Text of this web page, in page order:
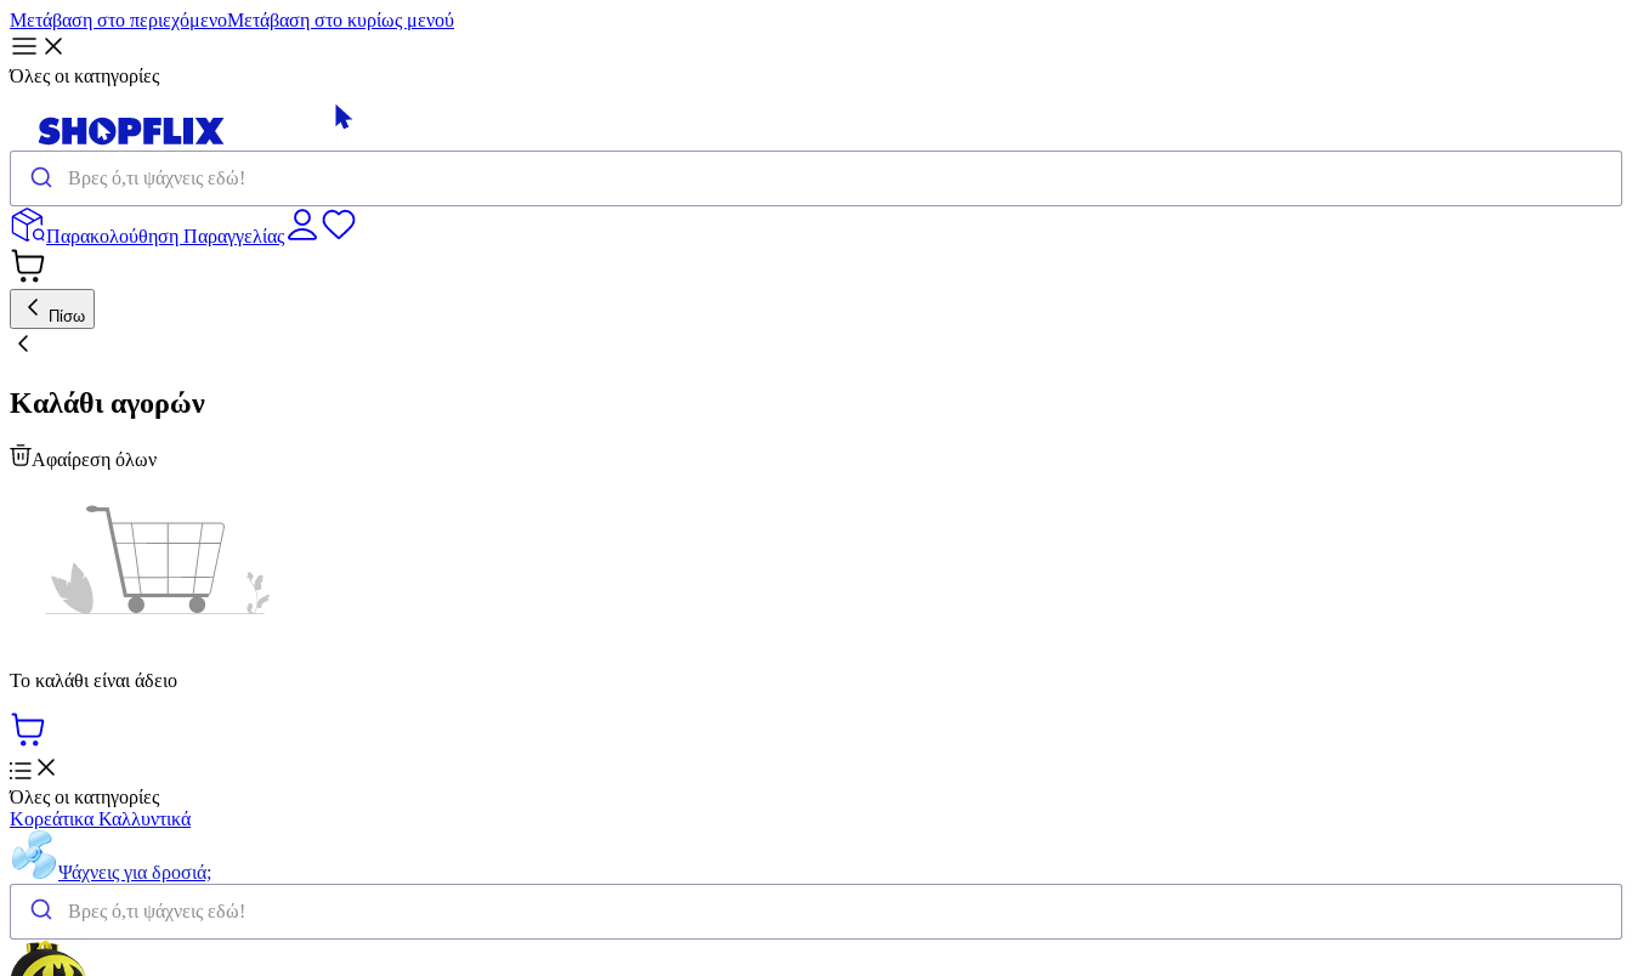
Μετάβαση στο περιεχόμενοΜετάβαση στο κυρίως μενού
Όλες οι κατηγορίες
Παρακολούθηση Παραγγελίας
Πίσω
Καλάθι αγορών
Αφαίρεση όλων
Το καλάθι είναι άδειο
Όλες οι κατηγορίες
Κορεάτικα Καλλυντικά
Ψάχνεις για δροσιά;